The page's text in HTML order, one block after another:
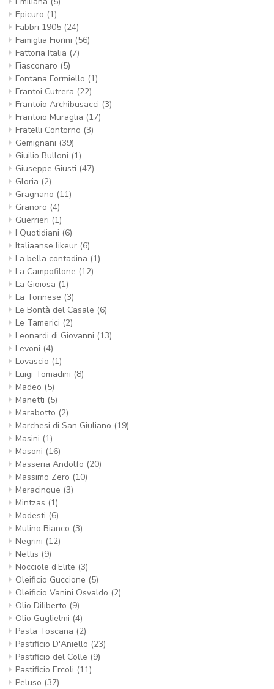
Epicuro (1)
Fabbri 1905 (24)
Famiglia Fiorini (56)
Fattoria Italia (7)
Fiasconaro (5)
Fontana Formiello (1)
Frantoi Cutrera (22)
Frantoio Archibusacci (3)
Frantoio Muraglia (17)
Fratelli Contorno (3)
Gemignani (39)
Giuilio Bulloni (1)
Giuseppe Giusti (47)
Gloria (2)
Gragnano (11)
Granoro (4)
Guerrieri (1)
I Quotidiani (6)
Italiaanse likeur (6)
La bella contadina (1)
La Campofilone (12)
La Gioiosa (1)
La Torinese (3)
Le Bontà del Casale (6)
Le Tamerici (2)
Leonardi di Giovanni (13)
Levoni (4)
Lovascio (1)
Luigi Tomadini (8)
Madeo (5)
Manetti (5)
Marabotto (2)
Marchesi di San Giuliano (19)
Masini (1)
Masoni (16)
Masseria Andolfo (20)
Massimo Zero (10)
Meracinque (3)
Mintzas (1)
Modesti (6)
Mulino Bianco (3)
Negrini (12)
Nettis (9)
Nocciole d’Elite (3)
Oleificio Guccione (5)
Oleificio Vanini Osvaldo (2)
Olio Diliberto (9)
Olio Guglielmi (4)
Pasta Toscana (2)
Pastificio D'Aniello (23)
Pastificio del Colle (9)
Pastificio Ercoli (11)
Peluso (37)
Meld u aan voor de nieuwsbrief en blijf
op de hoogte van wekelijkse acties,
nieuwe producten, authentieke
Italiaanse recepten en nog veel meer!
Ik wil me aanmelden voor de nieuwsbrief en heb de